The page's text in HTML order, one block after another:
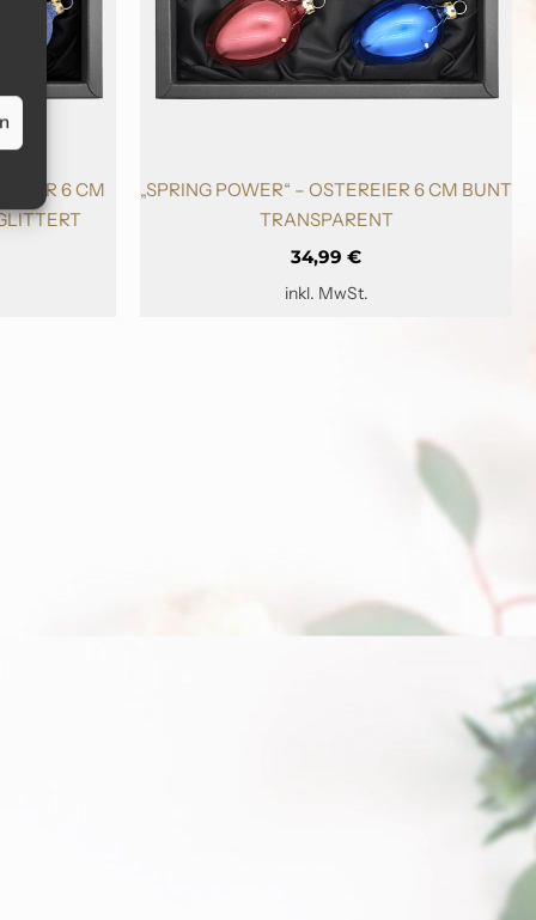
6 CM
„SPRING POWER“ – OSTEREIER 6 CM BUNT
TRANSPARENT
34,99 €
inkl. MwSt.